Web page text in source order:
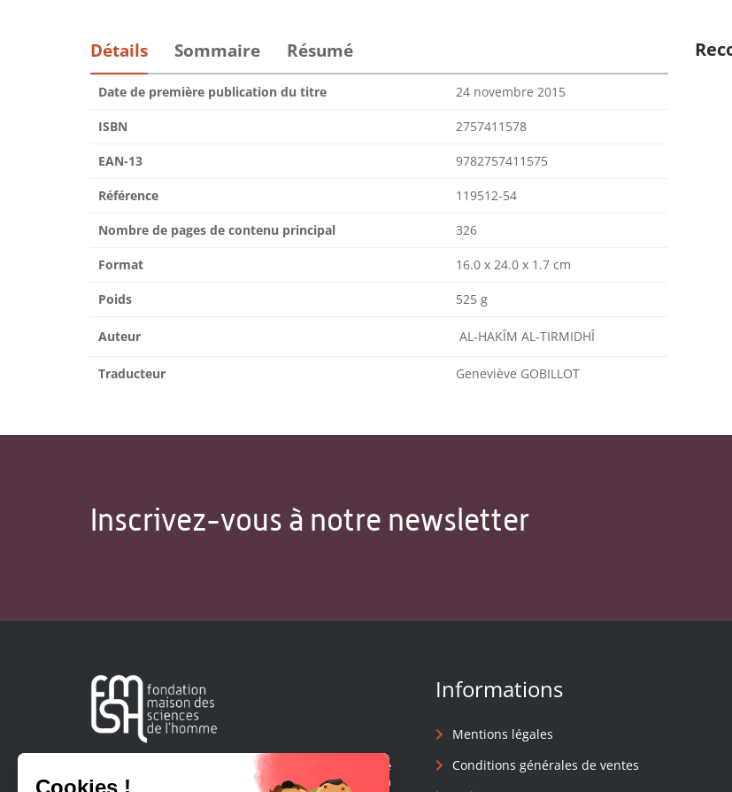
Détails Sommaire Résumé
Date de première publication du titre 24 novembre 2015
ISBN 2757411578
EAN-13 9782757411575
Référence 119512-54
Nombre de pages de contenu principal 326
Format 16.0 x 24.0 x 1.7 cm
Poids 525 g
Auteur AL-HAKÎM AL-TIRMIDHÎ
Traducteur Geneviève GOBILLOT
Inscrivez-vous à notre newsletter
Créée en 1963, la Fondation Maison Sciences de l'Homme
soutient la recherche et la diffusion des connaissances en
Informations
Mentions légales
Conditions générales de ventes